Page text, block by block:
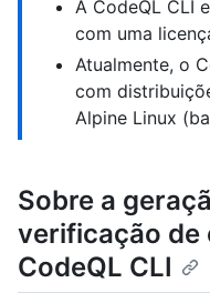
A CodeQL CLI
com uma
Atualmente, o
com
Alpine Linux
Sobre a
verificação de
CodeQL CLI